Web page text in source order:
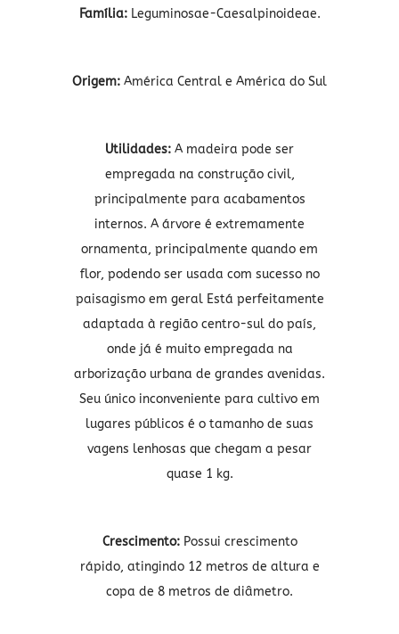
Família: Leguminosae-Caesalpinoideae.
Origem: América Central e América do Sul
Utilidades: A madeira pode ser
empregada na construção civil,
principalmente para acabamentos
internos. A árvore é extremamente
ornamenta, principalmente quando em
flor, podendo ser usada com sucesso no
paisagismo em geral Está perfeitamente
adaptada à região centro-sul do país,
onde já é muito empregada na
arborização urbana de grandes avenidas.
Seu único inconveniente para cultivo em
lugares públicos é o tamanho de suas
vagens lenhosas que chegam a pesar
quase 1 kg.
Crescimento: Possui crescimento
rápido, atingindo 12 metros de altura e
copa de 8 metros de diâmetro.